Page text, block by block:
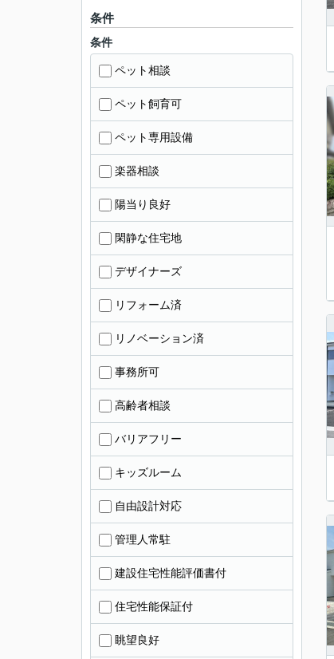
条件
条件
ペット相談
ペット飼育可
ペット専用設備
楽器相談
陽当り良好
閑静な住宅地
デザイナーズ
リフォーム済
リノベーション済
事務所可
高齢者相談
バリアフリー
キッズルーム
自由設計対応
管理人常駐
建設住宅性能評価書付
住宅性能保証付
眺望良好